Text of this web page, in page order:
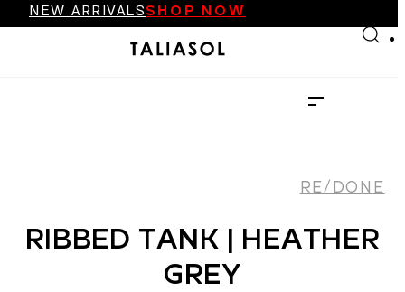
Skip to main content
FINAL SALE UP TO 70%
SHOP NOW
FINAL SALE UP TO 70%
RE/DONE
RIBBED TANK | HEATHER
GREY